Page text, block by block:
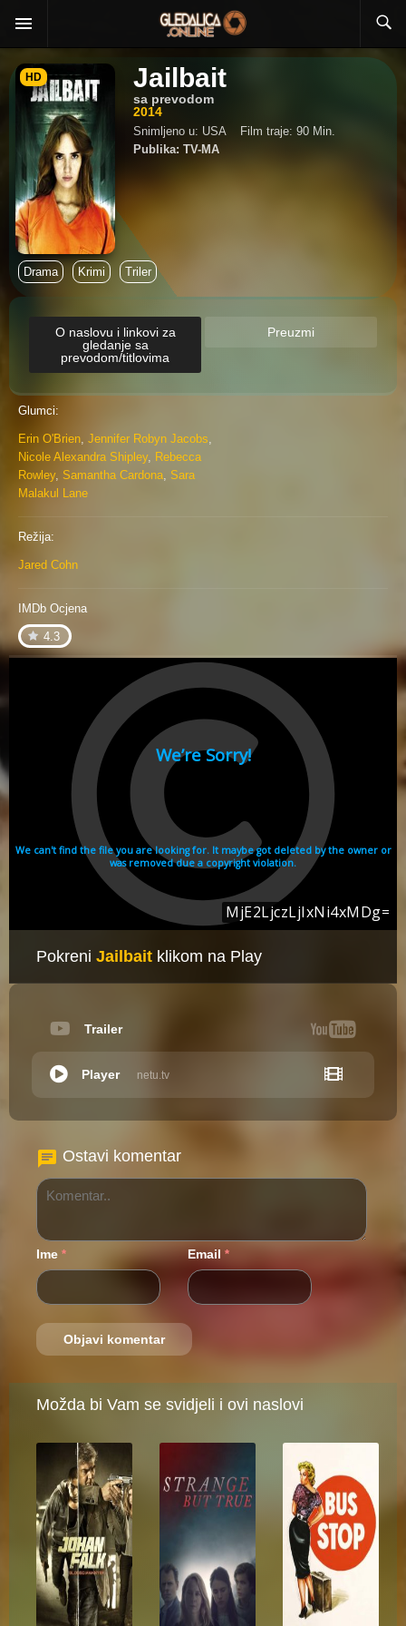
HD Jailbait
sa prevodom
2014
Snimljeno u: USA
Film traje: 90 Min.
Publika: TV-MA
Drama Krimi Triler
O naslovu i linkovi za
gledanje sa
prevodom/titlovima
Preuzmi
Glumci:
Erin O'Brien, Jennifer Robyn Jacobs,
Nicole Alexandra Shipley, Rebecca
Rowley, Samantha Cardona, Sara
Malakul Lane
Režija:
Jared Cohn
IMDb Ocjena
4.3
Pokreni Jailbait klikom na Play
Trailer
netu.tv
Player
Ostavi komentar
Ime * Email *
Možda bi Vam se svidjeli i ovi naslovi